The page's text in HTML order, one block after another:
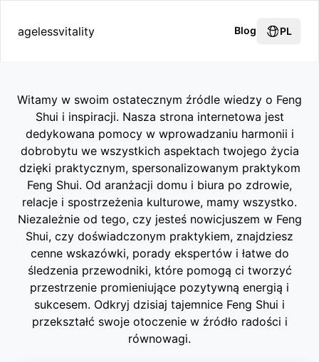
agelessvitality Blog PL
Witamy w swoim ostatecznym źródle wiedzy o Feng
Shui i inspiracji. Nasza strona internetowa jest
dedykowana pomocy w wprowadzaniu harmonii i
dobrobytu we wszystkich aspektach twojego życia
dzięki praktycznym, spersonalizowanym praktykom
Feng Shui. Od aranżacji domu i biura po zdrowie,
relacje i spostrzeżenia kulturowe, mamy wszystko.
Niezależnie od tego, czy jesteś nowicjuszem w Feng
Shui, czy doświadczonym praktykiem, znajdziesz
cenne wskazówki, porady ekspertów i łatwe do
śledzenia przewodniki, które pomogą ci tworzyć
przestrzenie promieniujące pozytywną energią i
sukcesem. Odkryj dzisiaj tajemnice Feng Shui i
przekształć swoje otoczenie w źródło radości i
równowagi.